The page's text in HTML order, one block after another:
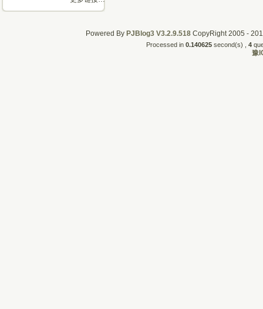
Powered By PJBlog3 V3.2.9.518CopyRight 2005 -
Processed in 0.140625second(s) , 4
豫